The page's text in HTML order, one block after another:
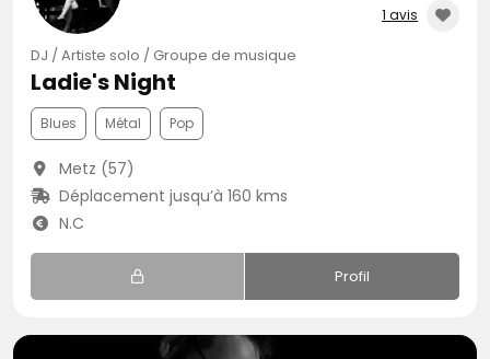
1 avis
DJ / Artiste solo / Groupe de musique
Ladie's Night
Blues Métal Pop
Metz (57)
Déplacement jusqu’à 160 kms
N.C
Profil